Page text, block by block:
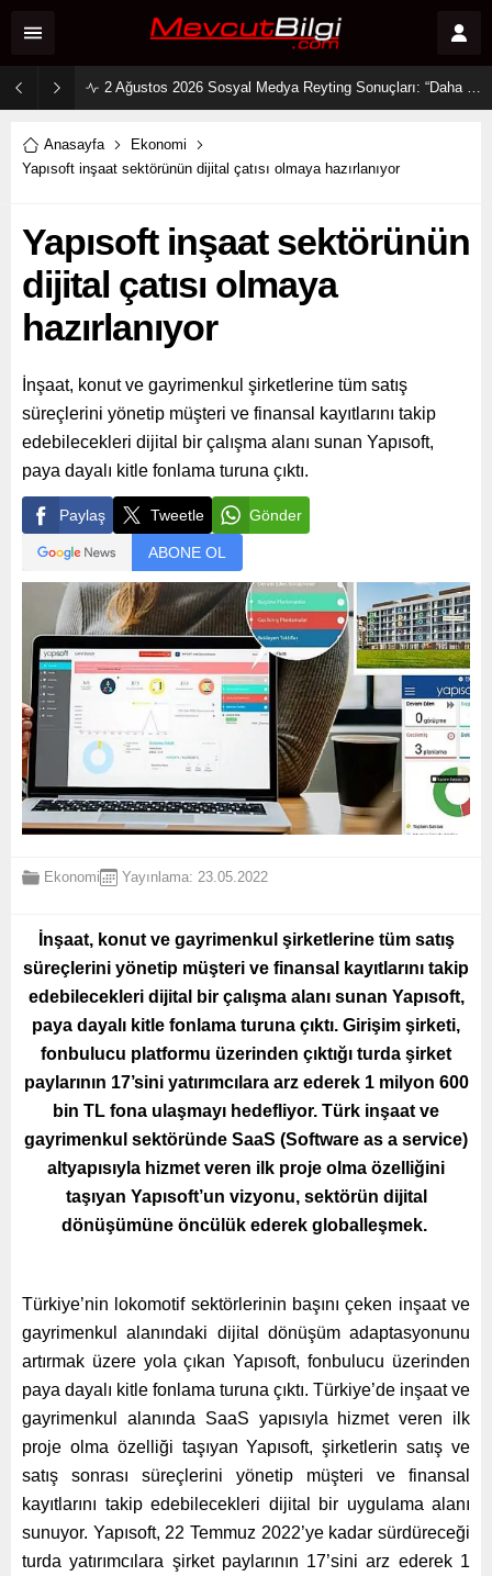
2 Ağustos 2026 Sosyal Medya Reyting Sonuçları: “Daha 17” Ekranlara Ambargo Koydu!
Anasayfa
Ekonomi
Yapısoft inşaat sektörünün dijital çatısı olmaya hazırlanıyor
Yapısoft inşaat sektörünün
dijital çatısı olmaya
hazırlanıyor
İnşaat, konut ve gayrimenkul şirketlerine tüm satış
süreçlerini yönetip müşteri ve finansal kayıtlarını takip
edebilecekleri dijital bir çalışma alanı sunan Yapısoft,
paya dayalı kitle fonlama turuna çıktı.
Paylaş Tweetle Gönder
ABONE OL
Ekonomi Yayınlama: 23.05.2022
İnşaat, konut ve gayrimenkul şirketlerine tüm satış
süreçlerini yönetip müşteri ve finansal kayıtlarını takip
edebilecekleri dijital bir çalışma alanı sunan Yapısoft,
paya dayalı kitle fonlama turuna çıktı. Girişim şirketi,
fonbulucu platformu üzerinden çıktığı turda şirket
paylarının 17’sini yatırımcılara arz ederek 1 milyon 600
bin TL fona ulaşmayı hedefliyor. Türk inşaat ve
gayrimenkul sektöründe SaaS (Software as a service)
altyapısıyla hizmet veren ilk proje olma özelliğini
taşıyan Yapısoft’un vizyonu, sektörün dijital
dönüşümüne öncülük ederek globalleşmek.
Türkiye’nin lokomotif sektörlerinin başını çeken inşaat ve
gayrimenkul alanındaki dijital dönüşüm adaptasyonunu
artırmak üzere yola çıkan Yapısoft, fonbulucu üzerinden
paya dayalı kitle fonlama turuna çıktı. Türkiye’de inşaat ve
gayrimenkul alanında SaaS yapısıyla hizmet veren ilk
proje olma özelliği taşıyan Yapısoft, şirketlerin satış ve
satış sonrası süreçlerini yönetip müşteri ve finansal
kayıtlarını takip edebilecekleri dijital bir uygulama alanı
sunuyor. Yapısoft, 22 Temmuz 2022’ye kadar sürdüreceği
turda yatırımcılara şirket paylarının 17’sini arz ederek 1